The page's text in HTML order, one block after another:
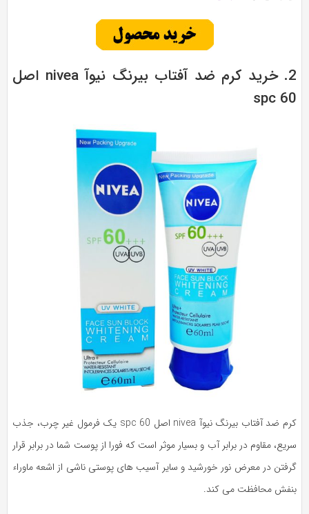
2. خرید کرم ضد آفتاب بیرنگ نیوآ nivea اصل
spc
کرم ضد آفتاب بیرنگ نیوآ nivea اصل spc 60 یک فرمول غیر چرب، جذب
مقاوم در برابر آب و بسیار موثر است که فورا از پوست شما در برابر قرار
در معرض نور خورشید و سایر آسیب های پوستی ناشی از اشعه ماوراء
محافظت می کند.